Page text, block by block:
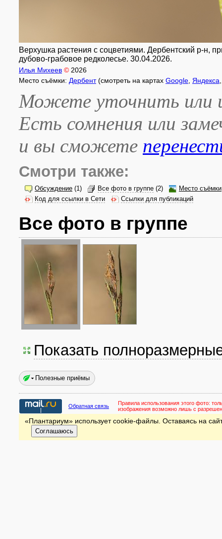
Верхушка растения с соцветиями. Дербентский р-н,
дубово-грабовое редколесье. 30.04.2026.
Илья Михеев © 2026
Место съёмки: Дербент(смотреть на картах Google Яндекса
Можете уточнить или
Есть сомнения или
и вы сможете
Смотри также:
Обсуждение (1) Все фото в группе (2)
Место съёмки
Код для ссылки в Сети
Ссылки для публикаций
Все фото в группе
Показать
Полезные приёмы
Обратная связь Правила использования этого фото:
изображения возможно лишь с
«Плантариум» использует cookie-файлы. Оставаясь на
Соглашаюсь